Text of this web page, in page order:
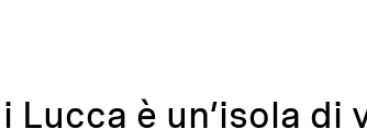
Lucca è un’isola di